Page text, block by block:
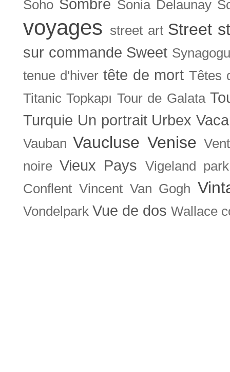
Soho Sombre Sonia Delaunay
voyages street art Street
sur commande Sweet
tenue d'hiver tête de mort Têtes
Titanic Topkapı Tour de Galata
Turquie Un portrait Urbex
Vauban Vaucluse Venise
noire Vieux Pays
Vigeland park
Conflent Vincent Van Gogh
Vondelpark Vue de dos Wallace